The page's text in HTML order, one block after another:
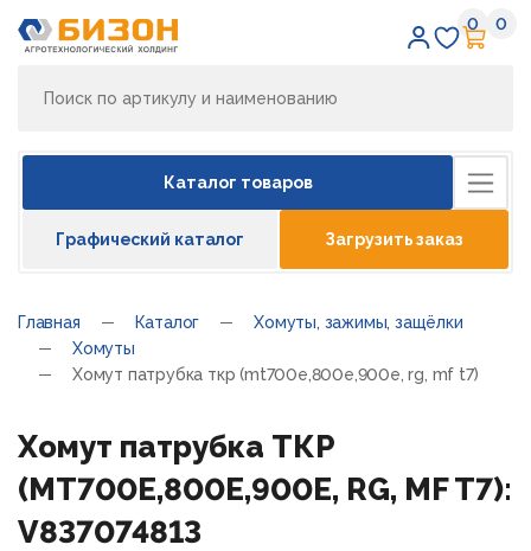
0 0
Каталог товаров
Графический каталог Загрузить заказ
Главная Каталог
Хомуты, зажимы, защёлки
Хомуты
Хомут патрубка ткр (mt700e,800e,900e, rg, mf t7)
Хомут патрубка ТКР
(MT700E,800E,900E, RG, MF T7):
V837074813